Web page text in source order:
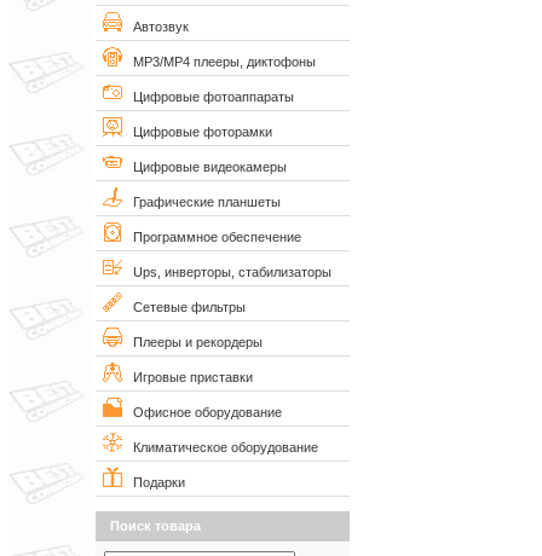
Автозвук
MP3/MP4 плееры, диктофоны
Цифровые фотоаппараты
Цифровые фоторамки
Цифровые видеокамеры
Графические планшеты
Программное обеспечение
Ups, инверторы, стабилизаторы
Сетевые фильтры
Плееры и рекордеры
Игровые приставки
Офисное оборудование
Климатическое оборудование
Подарки
Поиск товара